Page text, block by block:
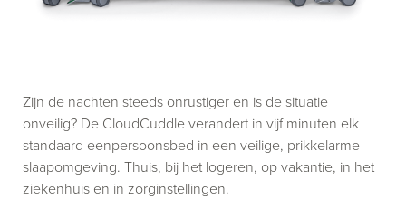
Zijn de nachten steeds onrustiger en is de situatie
onveilig? De CloudCuddle verandert in vijf minuten elk
standaard eenpersoonsbed in een veilige, prikkelarme
slaapomgeving. Thuis, bij het logeren, op vakantie, in het
ziekenhuis en in zorginstellingen.